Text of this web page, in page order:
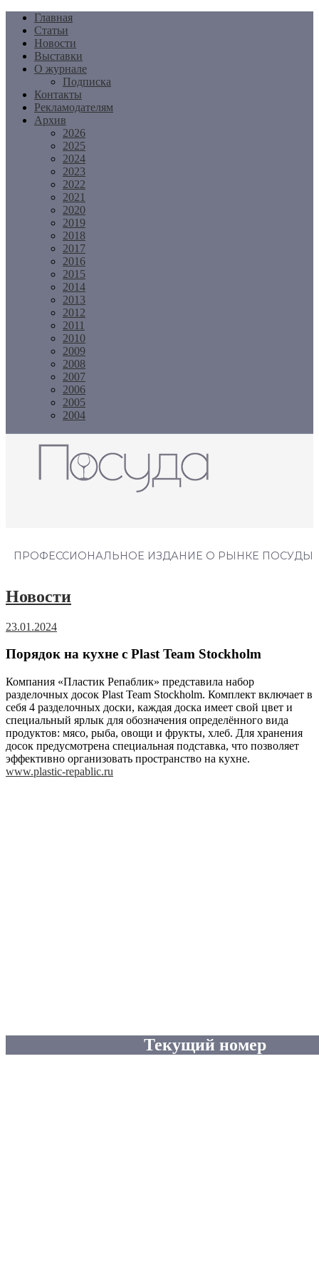
Перейти
содержимому
Главная
Статьи
Новости
Выставки
О журнале
Подписка
Контакты
Рекламодателям
Архив
2026
2025
2024
2023
2022
2021
2020
2019
2018
2017
2016
2015
2014
2013
2012
2011
2010
2009
2008
2007
2006
2005
2004
ПРОФЕССИОНАЛЬНОЕ ИЗДАНИЕ О РЫНКЕ ПОСУДЫ
Новости
23.01.2024
Порядок на кухне с Plast Team Stockholm
Компания «Пластик Репаблик» представила набор
разделочных досок Plast Team Stockholm. Комплект включает в
себя 4 разделочных доски, каждая доска имеет свой цвет и
специальный ярлык для обозначения определённого вида
продуктов: мясо, рыба, овощи и фрукты, хлеб. Для хранения
досок предусмотрена специальная подставка, что позволяет
эффективно организовать пространство на кухне.
www.plastic-repablic.ru
Текущий номер